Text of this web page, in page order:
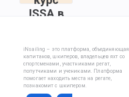
ISSA в
Skipper
(капитан
прибрежного
плавания)
iNsailing – это платформа, объединяющая
капитанов, шкиперов, владельцев яхт со
спортсменами, участниками регат,
попутчиками и учениками. Платформа
помогает находить места на регате,
познакомит с шкипером.